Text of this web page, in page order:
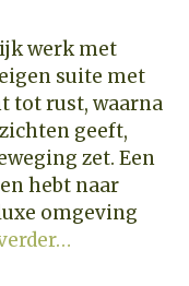
werk met
suite met
tot rust, waarna
geeft,
zet. Een
hebt naar
omgeving